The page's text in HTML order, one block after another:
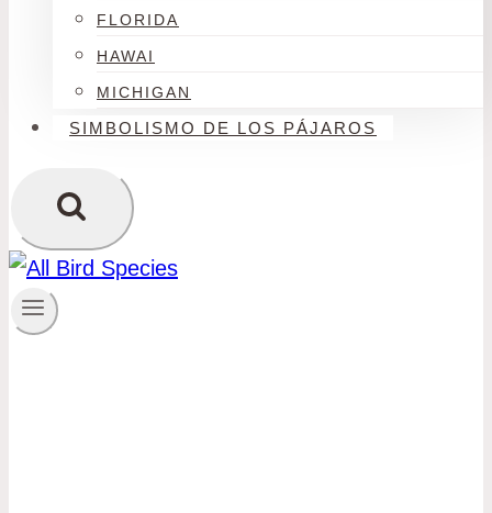
FLORIDA
HAWAI
MICHIGAN
SIMBOLISMO DE LOS PÁJAROS